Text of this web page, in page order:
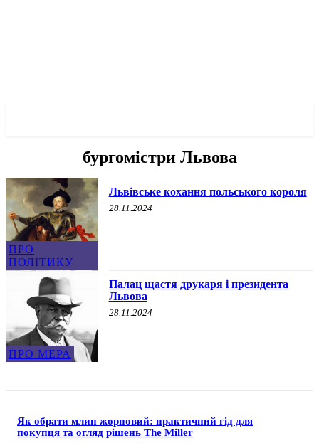
бургомістри Львова
ПРО
ПОЛІТИКУ
Львівське кохання польського короля
28.11.2024
ПРО МЕРА
Палац щастя друкаря і президента
Львова
28.11.2024
Як обрати млин жорновий: практичний гід для
покупця та огляд рішень The Miller